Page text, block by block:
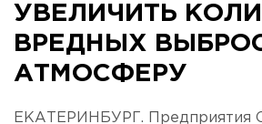
УВЕЛИЧИТЬ
ВРЕДНЫХ
АТМОСФЕРУ
ЕКАТЕРИНБУРГ. Предприятия